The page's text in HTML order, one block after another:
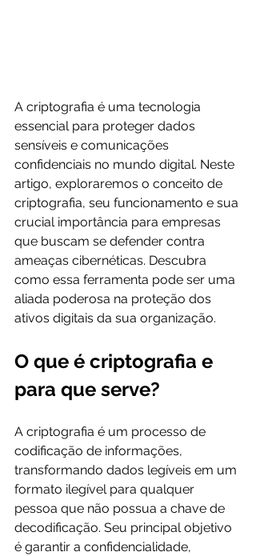
A criptografia é uma tecnologia
essencial para proteger dados
sensíveis e comunicações
confidenciais no mundo digital. Neste
artigo, exploraremos o conceito de
criptografia, seu funcionamento e sua
crucial importância para empresas
que buscam se defender contra
ameaças cibernéticas. Descubra
como essa ferramenta pode ser uma
aliada poderosa na proteção dos
ativos digitais da sua organização.
O que é criptografia e
para que serve?
A criptografia é um processo de
codificação de informações,
transformando dados legíveis em um
formato ilegível para qualquer
pessoa que não possua a chave de
decodificação. Seu principal objetivo
é garantir a confidencialidade,